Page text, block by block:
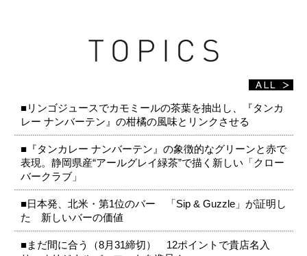
■リンゴジュースでカモミールの茶葉を抽出し、『タンカ
レー ナンバーテン』の柑橘の風味とリンクさせる
■『タンカレー ナンバーテン』の象徴的なグリーンと赤で
表現。静岡県産“アールグレイ緑茶”で描く新しい「クロー
バークラブ」
■日本発、北米・第1位のバー 「Sip & Guzzle」が証明し
た 新しいバーの価値
■まだ間に合う（8月31締切） 12ポイントで貴店名入